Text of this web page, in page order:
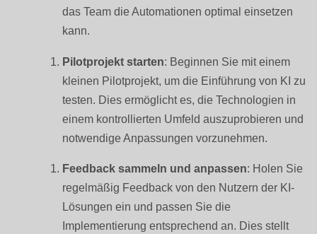
das Team die Automationen optimal einsetzen
kann.
Pilotprojekt starten: Beginnen Sie mit einem
kleinen Pilotprojekt, um die Einführung von KI zu
testen. Dies ermöglicht es, die Technologien in
einem kontrollierten Umfeld auszuprobieren und
notwendige Anpassungen vorzunehmen.
Feedback sammeln und anpassen: Holen Sie
regelmäßig Feedback von den Nutzern der KI-
Lösungen ein und passen Sie die
Implementierung entsprechend an. Dies stellt